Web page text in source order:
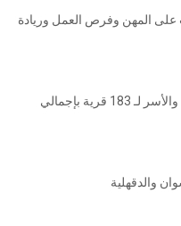
على المهن وفرص العمل وريادة
- تنفيذ 39 حملة طرق أبواب لتوعية الشباب والأسر لـ 183 قرية بإجمالي